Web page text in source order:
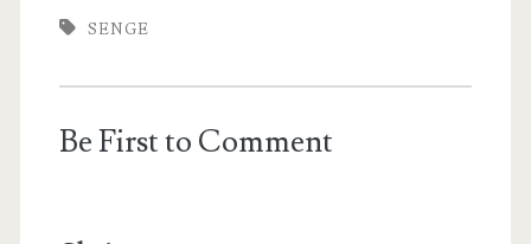
SENGE
Be First to Comment